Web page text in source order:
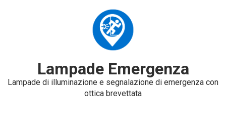
Lampade Emergenza
Lampade di illuminazione e segnalazione di emergenza con
ottica brevettata